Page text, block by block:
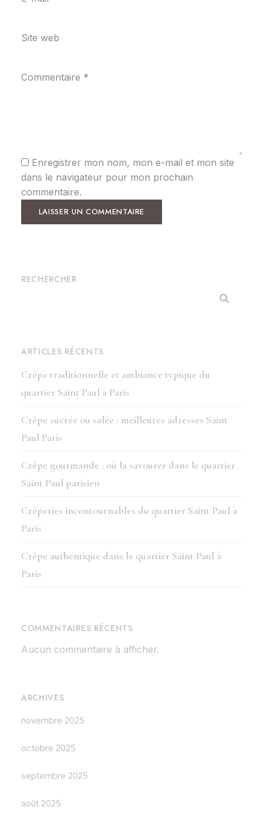
Site web
Commentaire *
Enregistrer mon nom, mon e-mail et mon site
dans le navigateur pour mon prochain
commentaire.
RECHERCHER
ARTICLES RÉCENTS
Crêpe traditionnelle et ambiance typique du
quartier Saint Paul à Paris
Crêpe sucrée ou salée : meilleures adresses Saint
Paul Paris
Crêpe gourmande : où la savourer dans le quartier
Saint Paul parisien
Crêperies incontournables du quartier Saint Paul à
Paris
Crêpe authentique dans le quartier Saint Paul à
Paris
COMMENTAIRES RÉCENTS
Aucun commentaire à afficher.
ARCHIVES
novembre 2025
octobre 2025
septembre 2025
août 2025